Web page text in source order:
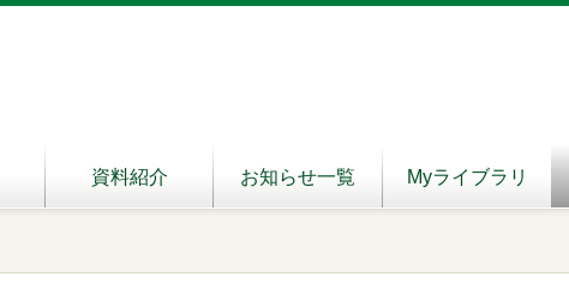
資料紹介 お知らせ一覧 Myライブラリ